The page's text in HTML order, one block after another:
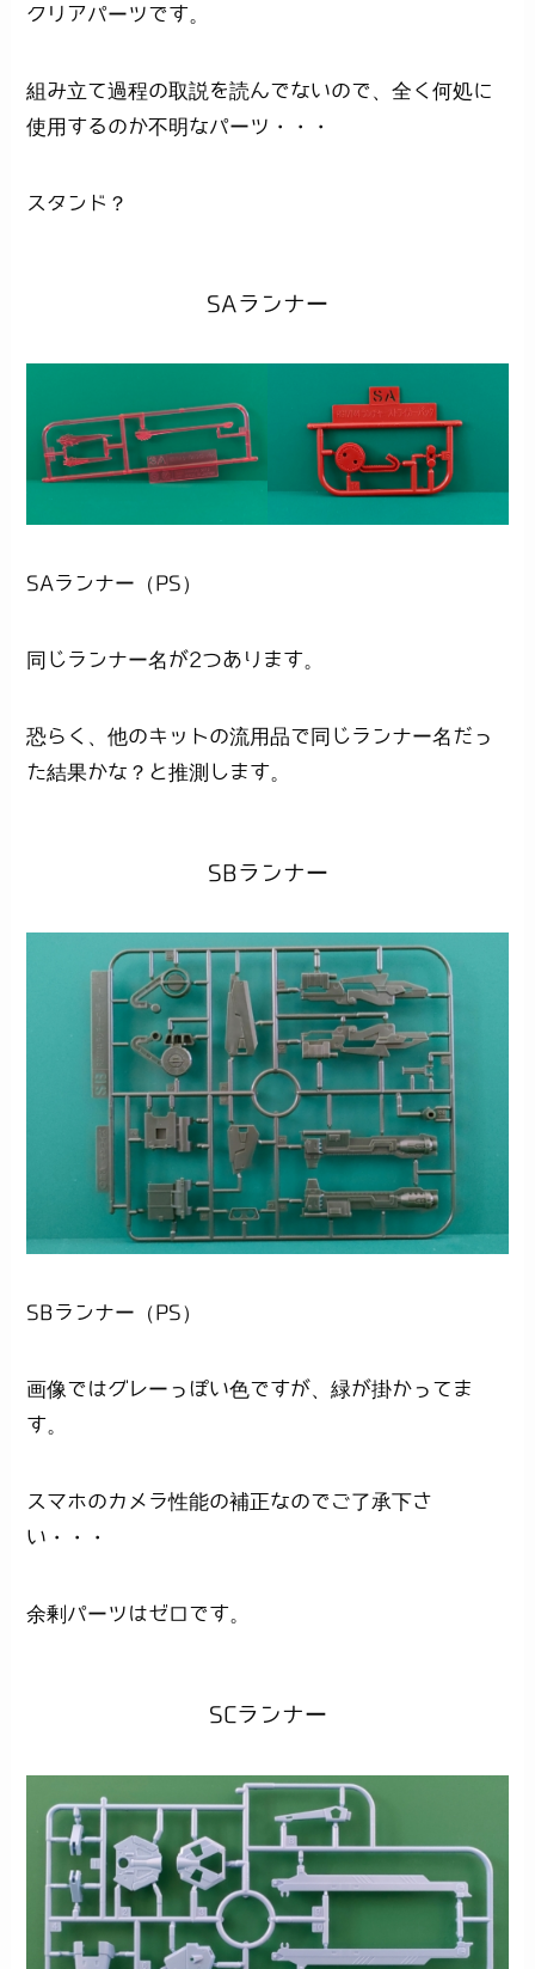
クリアパーツです。
組み立て過程の取説を読んでないので、全く何処に
使用するのか不明なパーツ・・・
スタンド？
SAランナー
SAランナー（PS）
同じランナー名が2つあります。
恐らく、他のキットの流用品で同じランナー名だっ
た結果かな？と推測します。
SBランナー
SBランナー（PS）
画像ではグレーっぽい色ですが、緑が掛かってま
す。
スマホのカメラ性能の補正なのでご了承下さ
い・・・
余剰パーツはゼロです。
SCランナー